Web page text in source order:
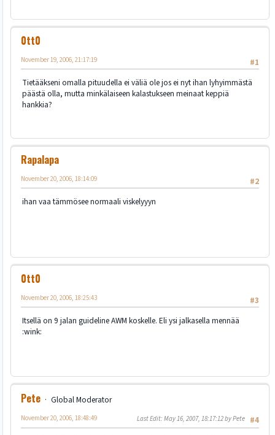
0tt0
#1
November 19, 2006, 21:17:19
Tietääkseni omalla pituudella ei väliä ole jos ei nyt ihan lyhyimmästä
päästä olla, mutta minkälaiseen kalastukseen meinaat keppiä
hankkia?
Rapalapa
#2
November 20, 2006, 18:14:09
ihan vaa tämmösee normaali viskelyyyn
0tt0
#3
November 20, 2006, 18:25:43
Itsellä on 9 jalan guideline AWM koskelle. Eli ysi jalkasella mennää
:wink:
Pete
Global Moderator
#4
November 20, 2006, 18:48:49 Last Edit: May 16, 2007, 18:17:12 by Pete